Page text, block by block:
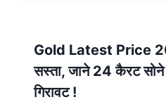
Gold Latest Price
सस्ता, जाने 24 कैरट सोने
गिरावट !